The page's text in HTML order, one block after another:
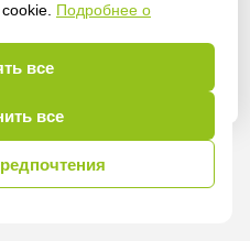
Подробнее о
все
все